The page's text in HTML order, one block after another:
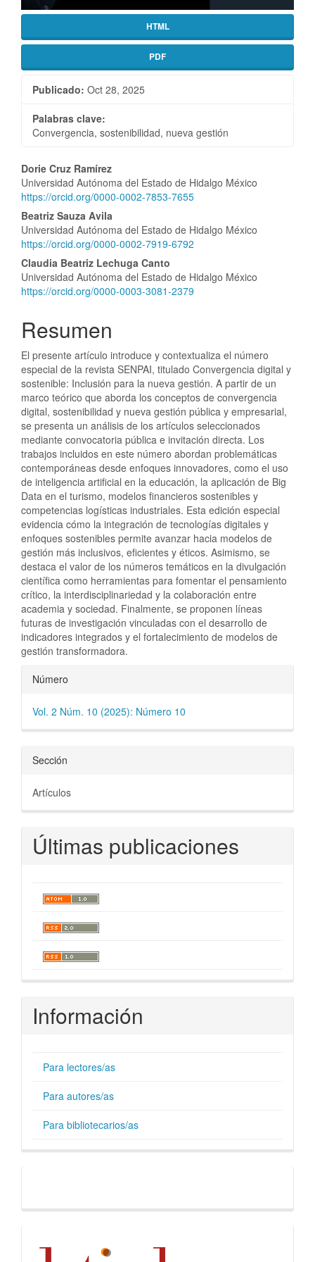
HTML
PDF
Publicado: Oct 28, 2025
Palabras clave:
Convergencia, sostenibilidad, nueva gestión
Contenido
principal
del
artículo
Dorie Cruz Ramírez
Universidad Autónoma del Estado de Hidalgo México
https://orcid.org/0000-0002-7853-7655
Beatriz Sauza Avila
Universidad Autónoma del Estado de Hidalgo México
https://orcid.org/0000-0002-7919-6792
Claudia Beatriz Lechuga Canto
Universidad Autónoma del Estado de Hidalgo México
https://orcid.org/0000-0003-3081-2379
Resumen
El presente artículo introduce y contextualiza el número
especial de la revista SENPAI, titulado Convergencia digital y
sostenible: Inclusión para la nueva gestión. A partir de un
marco teórico que aborda los conceptos de convergencia
digital, sostenibilidad y nueva gestión pública y empresarial,
se presenta un análisis de los artículos seleccionados
mediante convocatoria pública e invitación directa. Los
trabajos incluidos en este número abordan problemáticas
contemporáneas desde enfoques innovadores, como el uso
de inteligencia artificial en la educación, la aplicación de Big
Data en el turismo, modelos financieros sostenibles y
competencias logísticas industriales. Esta edición especial
evidencia cómo la integración de tecnologías digitales y
enfoques sostenibles permite avanzar hacia modelos de
gestión más inclusivos, eficientes y éticos. Asimismo, se
destaca el valor de los números temáticos en la divulgación
científica como herramientas para fomentar el pensamiento
crítico, la interdisciplinariedad y la colaboración entre
academia y sociedad. Finalmente, se proponen líneas
futuras de investigación vinculadas con el desarrollo de
indicadores integrados y el fortalecimiento de modelos de
gestión transformadora.
Detalles
artículo
Número
Vol. 2 Núm. 10 (2025): Número 10
Sección
Artículos
Últimas publicaciones
Información
Para lectores/as
Para autores/as
Para bibliotecarios/as
Indices